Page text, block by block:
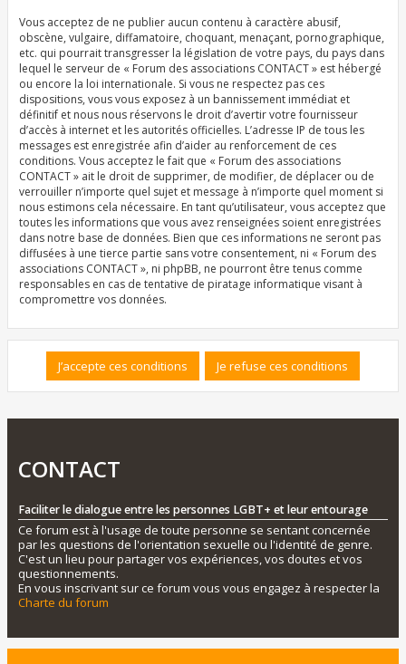
Vous acceptez de ne publier aucun contenu à caractère abusif,
obscène, vulgaire, diffamatoire, choquant, menaçant, pornographique,
etc. qui pourrait transgresser la législation de votre pays, du pays dans
lequel le serveur de « Forum des associations CONTACT » est hébergé
ou encore la loi internationale. Si vous ne respectez pas ces
dispositions, vous vous exposez à un bannissement immédiat et
définitif et nous nous réservons le droit d’avertir votre fournisseur
d’accès à internet et les autorités officielles. L’adresse IP de tous les
messages est enregistrée afin d’aider au renforcement de ces
conditions. Vous acceptez le fait que « Forum des associations
CONTACT » ait le droit de supprimer, de modifier, de déplacer ou de
verrouiller n’importe quel sujet et message à n’importe quel moment si
nous estimons cela nécessaire. En tant qu’utilisateur, vous acceptez que
toutes les informations que vous avez renseignées soient enregistrées
dans notre base de données. Bien que ces informations ne seront pas
diffusées à une tierce partie sans votre consentement, ni « Forum des
associations CONTACT », ni phpBB, ne pourront être tenus comme
responsables en cas de tentative de piratage informatique visant à
compromettre vos données.
CONTACT
Faciliter le dialogue entre les personnes LGBT+ et leur entourage
Ce forum est à l'usage de toute personne se sentant concernée
par les questions de l'orientation sexuelle ou l'identité de genre.
C'est un lieu pour partager vos expériences, vos doutes et vos
questionnements.
En vous inscrivant sur ce forum vous vous engagez à respecter la
Charte du forum